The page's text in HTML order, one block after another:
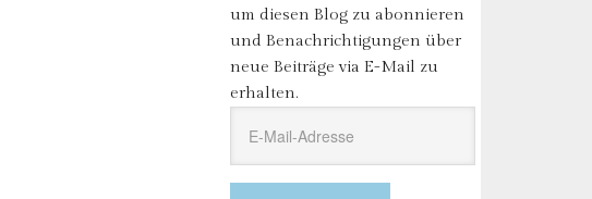
um diesen Blog zu abonnieren
und Benachrichtigungen über
neue Beiträge via E-Mail zu
erhalten.
Mail-
Adresse